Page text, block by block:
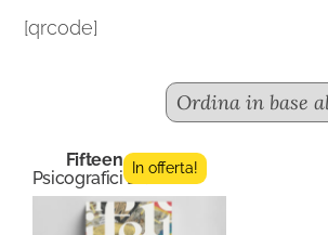
[qrcode]
Fifteen n.3
Psicografici Editore
In offerta!